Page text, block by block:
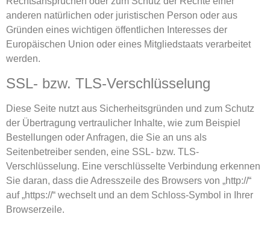
anderen natürlichen oder juristischen Person oder aus
Gründen eines wichtigen öffentlichen Interesses der
Europäischen Union oder eines Mitgliedstaats verarbeitet
werden.
SSL- bzw. TLS-Verschlüsselung
Diese Seite nutzt aus Sicherheitsgründen und zum Schutz
der Übertragung vertraulicher Inhalte, wie zum Beispiel
Bestellungen oder Anfragen, die Sie an uns als
Seitenbetreiber senden, eine SSL- bzw. TLS-
Verschlüsselung. Eine verschlüsselte Verbindung erkennen
Sie daran, dass die Adresszeile des Browsers von „http://“
auf „https://“ wechselt und an dem Schloss-Symbol in Ihrer
Browserzeile.